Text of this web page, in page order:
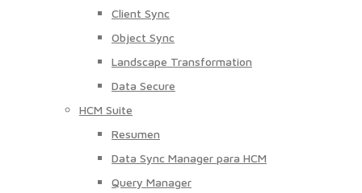
Client Sync
Object Sync
Landscape Transformation
Data Secure
HCM Suite
Resumen
Data Sync Manager para HCM
Query Manager